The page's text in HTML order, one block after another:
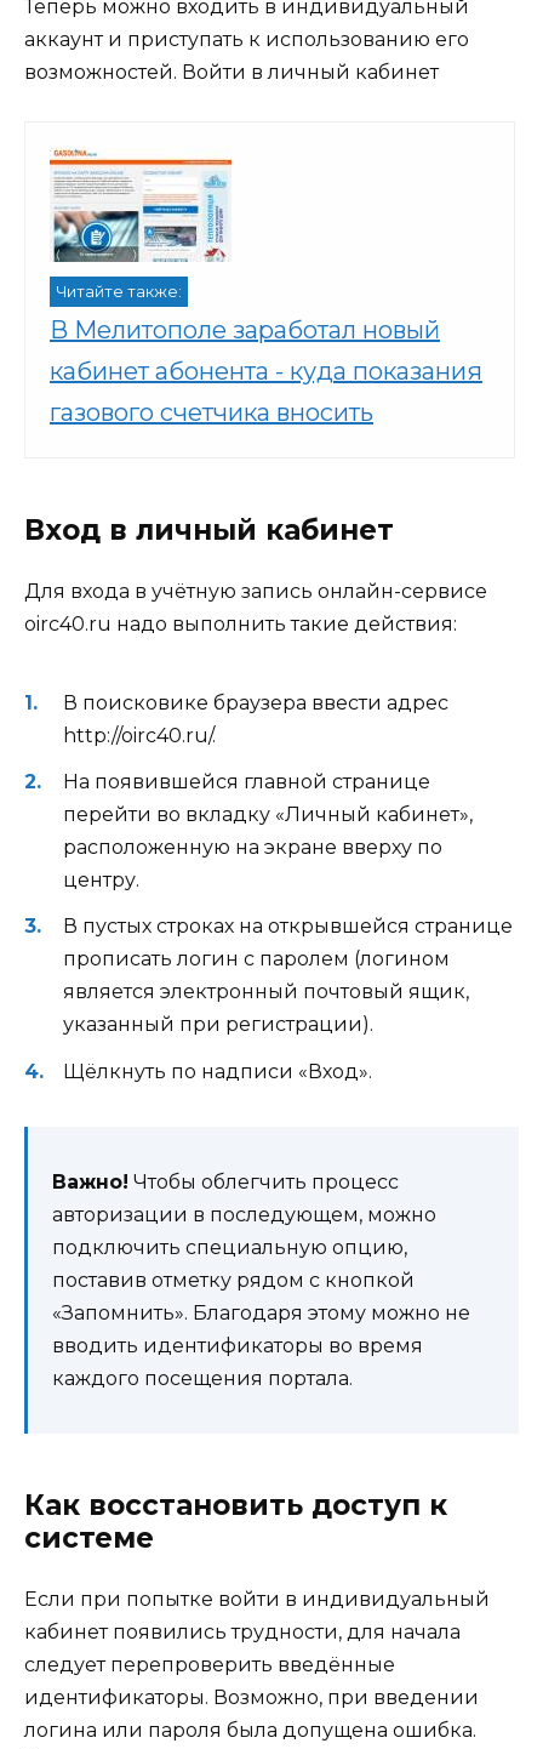
Теперь можно входить в индивидуальный
аккаунт и приступать к использованию его
возможностей. Войти в личный кабинет
Читайте также:
В Мелитополе заработал новый
кабинет абонента - куда показания
газового счетчика вносить
Вход в личный кабинет
Для входа в учётную запись онлайн-сервисе
oirc40.ru надо выполнить такие действия:
В поисковике браузера ввести адрес
http://oirc40.ru/.
На появившейся главной странице
перейти во вкладку «Личный кабинет»,
расположенную на экране вверху по
центру.
В пустых строках на открывшейся странице
прописать логин с паролем (логином
является электронный почтовый ящик,
указанный при регистрации).
Щёлкнуть по надписи «Вход».
Важно! Чтобы облегчить процесс
авторизации в последующем, можно
подключить специальную опцию,
поставив отметку рядом с кнопкой
«Запомнить». Благодаря этому можно не
вводить идентификаторы во время
каждого посещения портала.
Как восстановить доступ к
системе
Если при попытке войти в индивидуальный
кабинет появились трудности, для начала
следует перепроверить введённые
идентификаторы. Возможно, при введении
логина или пароля была допущена ошибка.